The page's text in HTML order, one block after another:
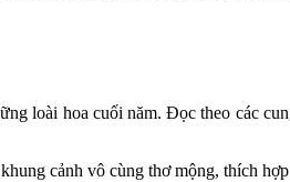
loài hoa cuối năm. Đọc theo các
cảnh vô cùng thơ mộng, thích